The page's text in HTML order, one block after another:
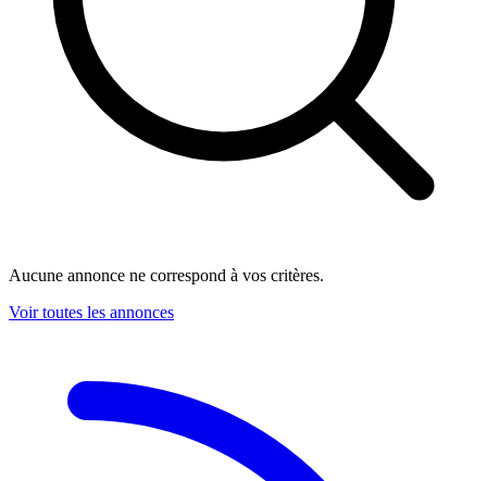
Aucune annonce ne correspond à vos critères.
Voir toutes les annonces